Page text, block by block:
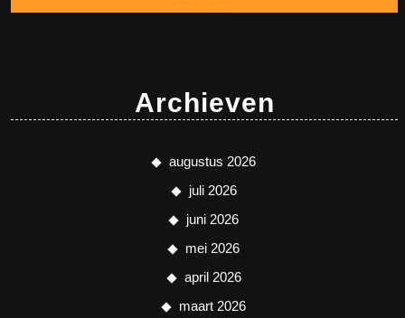
Archieven
augustus 2026
juli 2026
juni 2026
mei 2026
april 2026
maart 2026